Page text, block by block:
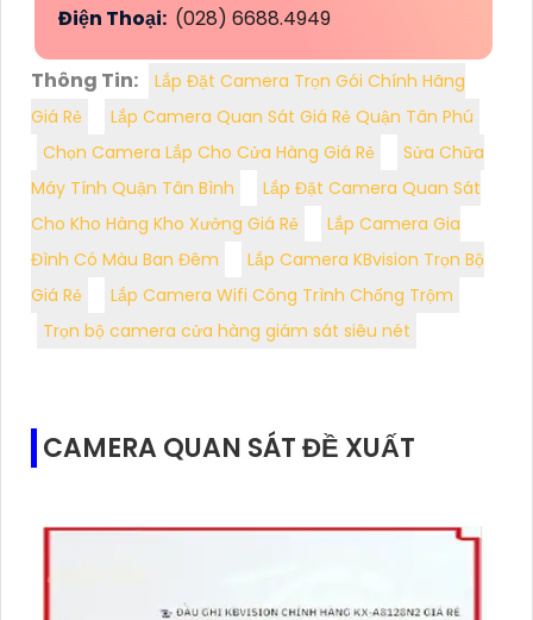
Điện Thoại: (028) 6688.4949
Thông Tin:
Lắp Đặt Camera Trọn Gói Chính Hãng
Giá Rẻ
Lắp Camera Quan Sát Giá Rẻ Quận Tân Phú
Chọn Camera Lắp Cho Cửa Hàng Giá Rẻ
Sửa Chữa
Máy Tính Quận Tân Bình
Lắp Đặt Camera Quan Sát
Cho Kho Hàng Kho Xưởng Giá Rẻ
Lắp Camera Gia
Đình Có Màu Ban Đêm
Lắp Camera KBvision Trọn Bộ
Giá Rẻ
Lắp Camera Wifi Công Trình Chống Trộm
Trọn bộ camera cửa hàng giám sát siêu nét
CAMERA QUAN SÁT ĐỀ XUẤT